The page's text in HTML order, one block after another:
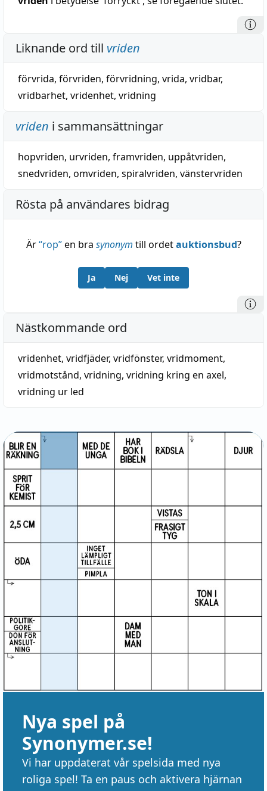
Liknande ord till vriden
förvrida, förvriden, förvridning, vrida, vridbar,
vridbarhet, vridenhet, vridning
vriden i sammansättningar
hopvriden, urvriden, framvriden, uppåtvriden,
snedvriden, omvriden, spiralvriden, vänstervriden
Rösta på användares bidrag
Är“rop”en bra synonym till ordetauktionsbud?
Ja Nej Vet inte
Nästkommande ord
vridenhet, vridfjäder, vridfönster, vridmoment,
vridmotstånd, vridning, vridning kring en axel,
vridning ur led
Nya spel på
Synonymer.se!
Vi har uppdaterat vår spelsida med nya
roliga spel! Ta en paus och aktivera hjärnan